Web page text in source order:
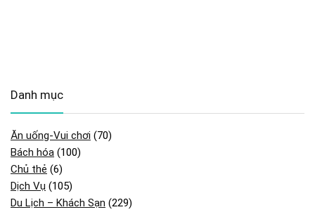
Danh mục
Ăn uống-Vui chơi (70)
Bách hóa (100)
Chủ thẻ (6)
Dịch Vụ (105)
Du Lịch – Khách Sạn (229)